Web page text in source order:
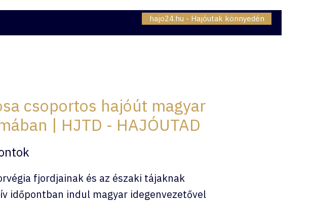
hajo24.hu - Hajóutak könnyedén
csoportos hajóút magyar
| HJTD - HAJÓUTAD
fjordjainak és az északi tájaknak
időpontban indul magyar idegenvezetővel